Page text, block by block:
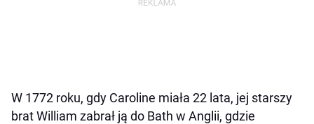
W 1772 roku, gdy Caroline miała 22 lata, jej starszy
brat William zabrał ją do Bath w Anglii, gdzie